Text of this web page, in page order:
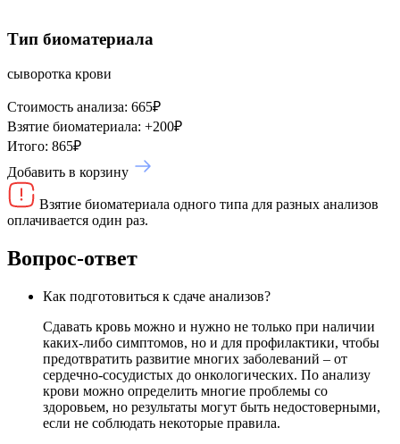
Тип биоматериала
сыворотка крови
Стоимость анализа: 665₽
Взятие биоматериала: +200₽
Итого: 865₽
Добавить в корзину
Взятие биоматериала одного типа для разных анализов
оплачивается один раз.
Вопрос-ответ
Как подготовиться к сдаче анализов?
Сдавать кровь можно и нужно не только при наличии
каких-либо симптомов, но и для профилактики, чтобы
предотвратить развитие многих заболеваний – от
сердечно-сосудистых до онкологических. По анализу
крови можно определить многие проблемы со
здоровьем, но результаты могут быть недостоверными,
если не соблюдать некоторые правила.